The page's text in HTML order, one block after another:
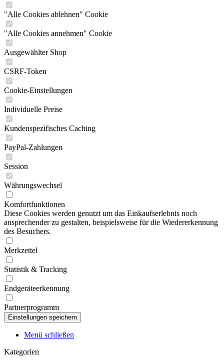
"Alle Cookies ablehnen" Cookie
"Alle Cookies annehmen" Cookie
Ausgewählter Shop
CSRF-Token
Cookie-Einstellungen
Individuelle Preise
Kundenspezifisches Caching
PayPal-Zahlungen
Session
Währungswechsel
Komfortfunktionen
Diese Cookies werden genutzt um das Einkaufserlebnis noch
ansprechender zu gestalten, beispielsweise für die Wiedererkennung
des Besuchers.
Merkzettel
Statistik & Tracking
Endgeräteerkennung
Partnerprogramm
Menü schließen
Kategorien